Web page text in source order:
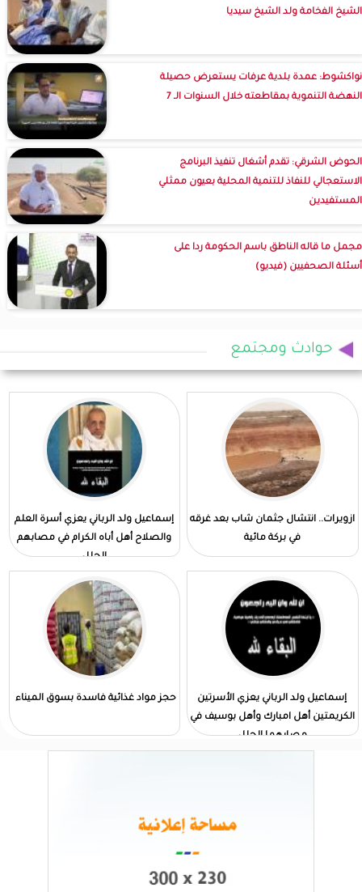
الشيخ الفخامة ولد الشيخ سيديا
نواكشوط: عمدة بلدية عرفات يستعرض حصيلة
النهضة التنموية بمقاطعته خلال السنوات الـ 7
الحوض الشرقي: تقدم أشغال تنفيذ البرنامج
الاستعجالي للنفاذ للتنمية المحلية بعيون ممثلي
المستفيدين
مجمل ما قاله الناطق باسم الحكومة ردا على
أسئلة الصحفيين (فيديو)
حوادث ومجتمع
ازويرات.. انتشال جثمان شاب بعد غرقه
في بركة مائية
إسماعيل ولد الرباني يعزي أسرة العلم
والصلاح أهل أباه الكرام في مصابهم
الجلل
إسماعيل ولد الرباني يعزي الأسرتين
الكريمتين أهل امبارك وأهل بوسيف في
مصابهما الجلل
حجز مواد غذائية فاسدة بسوق الميناء